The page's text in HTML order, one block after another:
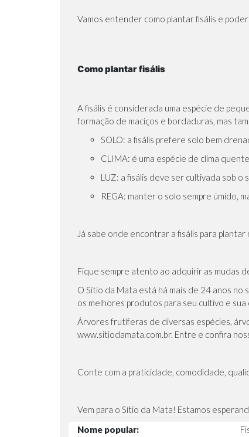
Vamos entender como plantar fisális e
Como plantar fisális
A fisális é considerada uma espécie de
formação de maciços e bordaduras, mas
SOLO: a fisális prefere solo bem
CLIMA: é uma espécie de clima
LUZ: a fisális deve ser cultivada sob o
REGA: manter o solo sempre úmido,
Já sabe onde encontrar a fisális para
Fique sempre atento ao adquirir as mudas
O Sítio da Mata está há mais de 24 anos
os melhores produtos para seu cultivo e sua
Árvores frutíferas de diversas espécies,
www.sitiodamata.com.br. Entre e confira
Conte com a praticidade, comodidade,
Vem para o Sítio da Mata! Estamos
Nome popular: